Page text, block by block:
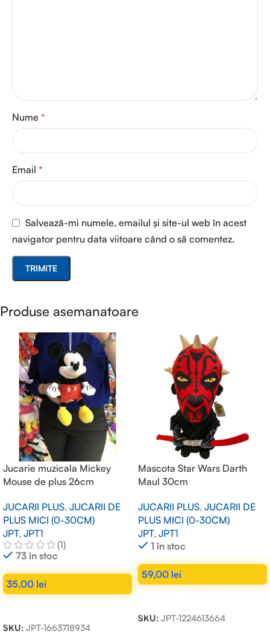
Nume *
Email *
Salvează-mi numele, emailul și site-ul web în acest
navigator pentru data viitoare când o să comentez.
Produse asemanatoare
Jucarie muzicala Mickey
Mouse de plus 26cm
JUCARII PLUS, JUCARII DE
PLUS MICI (0-30CM)
JPT, JPT1
(1)
73 în stoc
35,00 lei
SKU: JPT-1663718934
Mascota Star Wars Darth
Maul 30cm
JUCARII PLUS, JUCARII DE
PLUS MICI (0-30CM)
JPT, JPT1
1 în stoc
59,00 lei
SKU: JPT-1224613664